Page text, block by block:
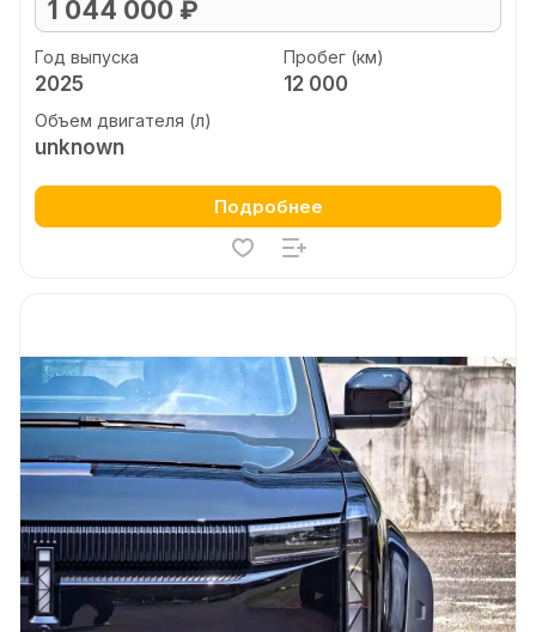
1 044 000 ₽
Год выпуска
2025
Пробег (км)
12 000
Объем двигателя (л)
unknown
Подробнее